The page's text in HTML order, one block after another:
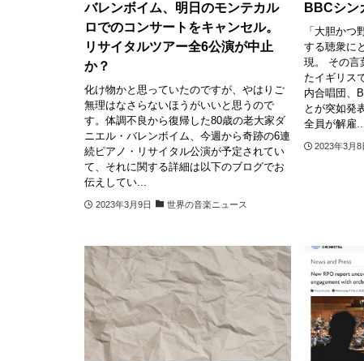
バレンボイム、明日のモンテカル
ロでのコンサートをキャンセル。
リサイタルツアー全6公演が中止
か？
化け物かと思っていたのですが、やはりご
無理はなさらないほうがいいと思うので
す。体調不良から復帰した80歳の老大家ダ
ニエル・バレンボイム、今週から奇跡の6連
続ピアノ・リサイタル公演が予定されてい
て、それに関する詳細は以下のブログでお
伝えしてい...
2023年3月9日 世界の音楽ニュース
BBCシン
「大胆かつ
する聴衆に
現。 その言
たイギリス
内合唱団、
とが突如発
全員が解雇...
2023年3月8